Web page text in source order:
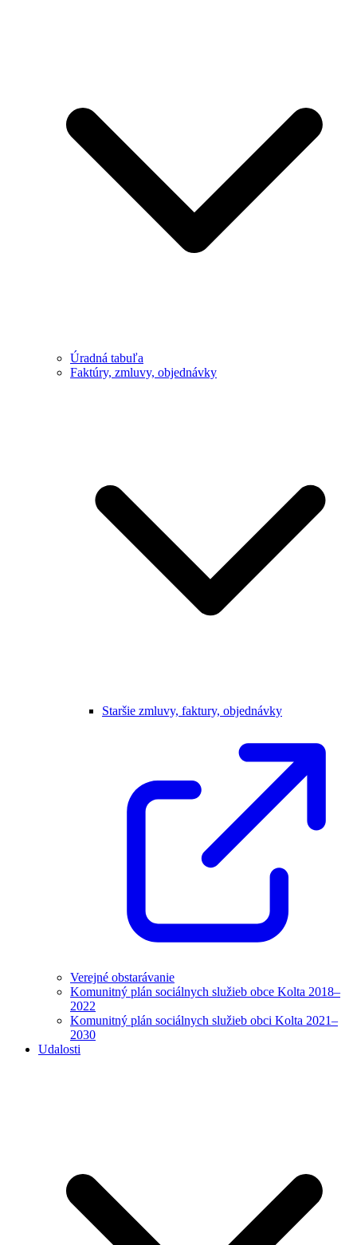
Úradná tabuľa
Faktúry, zmluvy, objednávky
Staršie zmluvy, faktury, objednávky
Verejné obstarávanie
Komunitný plán sociálnych služieb obce Kolta 2018–
2022
Komunitný plán sociálnych služieb obci Kolta 2021–
2030
Udalosti